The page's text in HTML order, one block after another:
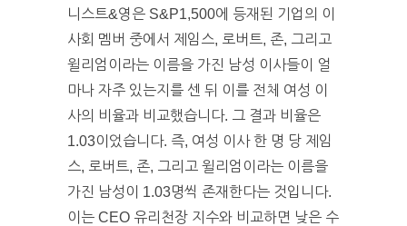
니스트&영은 S&P1,500에 등재된 기업의 이
사회 멤버 중에서 제임스, 로버트, 존, 그리고
윌리엄이라는 이름을 가진 남성 이사들이 얼
마나 자주 있는지를 센 뒤 이를 전체 여성 이
사의 비율과 비교했습니다. 그 결과 비율은
1.03이었습니다. 즉, 여성 이사 한 명 당 제임
스, 로버트, 존, 그리고 윌리엄이라는 이름을
가진 남성이 1.03명씩 존재한다는 것입니다.
이는 CEO 유리천장 지수와 비교하면 낮은 수